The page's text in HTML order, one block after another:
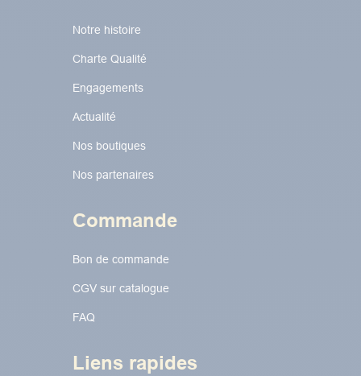
Notre histoire
Charte Qualité
Engagements
Actualité
Nos boutiques
Nos partenaires
Commande
Bon de commande
CGV sur catalogue
FAQ
Liens rapides